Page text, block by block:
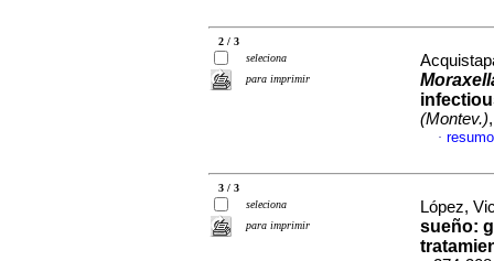
2 / 3
seleciona
para imprimir
(Montev.)
·
3 / 3
seleciona
para imprimir
López,
sueño: